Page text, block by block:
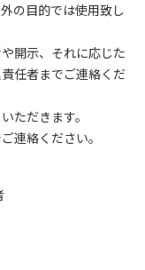
の目的では使用致し
開示、それに応じた
任者までご連絡くだ
ただきます。
連絡ください。